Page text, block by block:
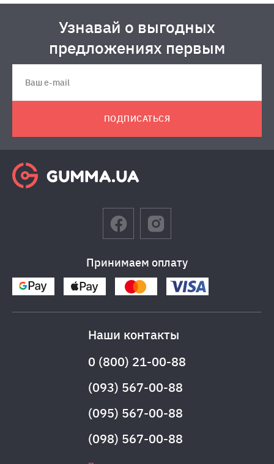
Узнавай о выгодных
предложениях первым
ПОДПИСАТЬСЯ
Принимаем оплату
Наши контакты
0 (800) 21-00-88
(093) 567-00-88
(095) 567-00-88
(098) 567-00-88